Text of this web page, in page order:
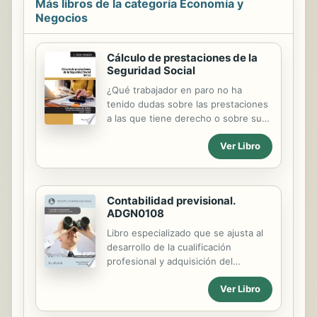
Más libros de la categoría Economía y
Negocios
Cálculo de prestaciones de la
Seguridad Social
¿Qué trabajador en paro no ha
tenido dudas sobre las prestaciones
a las que tiene derecho o sobre su
duración? ¿Quién no ha pensado
alguna vez qué cuantía económica va
a percibir si en algún momento se
médica? ¿Qué ocurre cuando una
trabajadora tiene un hijo o adopta a
un menor? Estas y otras cuestiones
pueden plantearse en cualquier
momento de la vida laboral de una
persona y no siempre se tienen los
resolverlas. Este libro ofrece una
explicación accesible de las
Ver Libro
Contabilidad previsional.
ADGN0108
Libro especializado que se ajusta al
desarrollo de la cualificación
profesional y adquisición del
certificado de profesionalidad
"ADGN0108. FINANCIACIÓN DE
EMPRESAS". Manual imprescindible
Ver Libro